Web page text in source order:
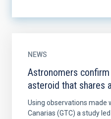
NEWS
Astronomers confirm
asteroid that shares
Using observations made
Canarias (GTC) a study